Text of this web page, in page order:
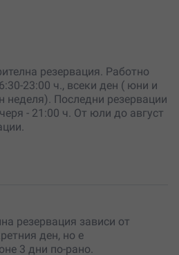
меню,
с най-свежите продукти от
– както визуално, така
им разкрива цялата
Unica.
на всяко ястие с
Цената включва само
а напитките можеш да
си – от подбрана
подготвени предложения
резервация. Работно
23:00 ч., всеки ден ( юни и
неделя). Последни резервации
- 21:00 ч. От юли до август
резервация зависи от
ден, но е
3 дни по-рано.